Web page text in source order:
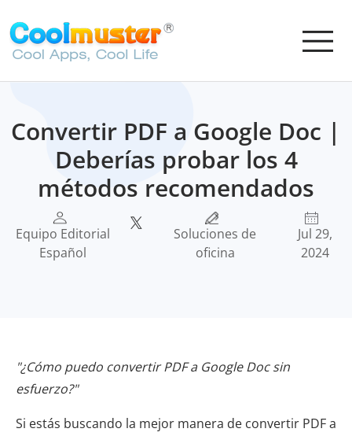
Convertir PDF a Google Doc |
Deberías probar los 4
métodos recomendados
Equipo Editorial
Español
Soluciones de
oficina
Jul 29,
2024
"¿Cómo puedo convertir PDF a Google Doc sin
esfuerzo?"
Si estás buscando la mejor manera de convertir PDF a